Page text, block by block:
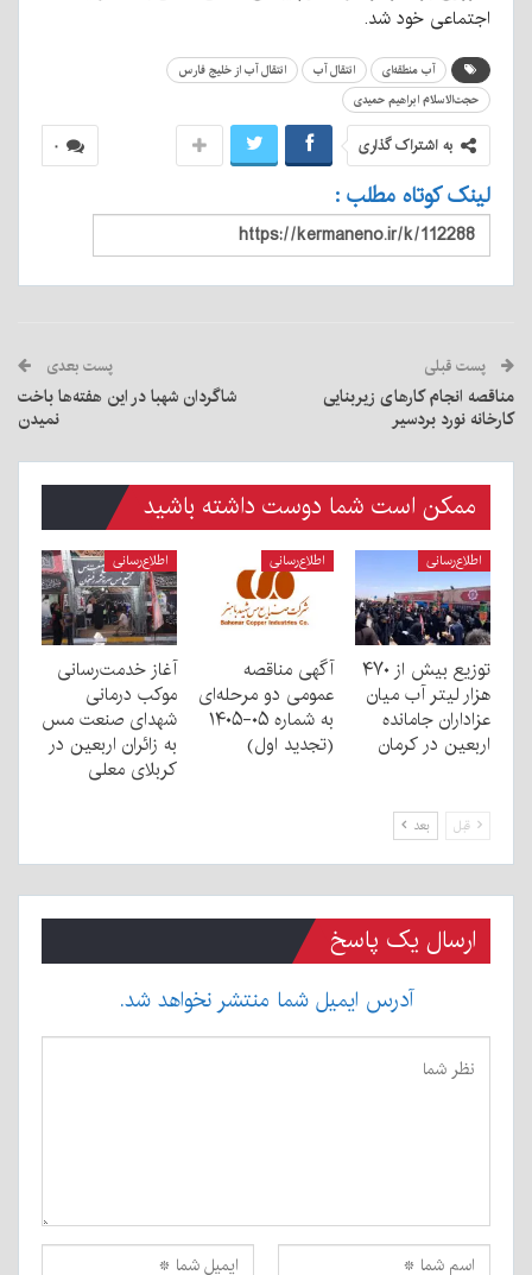
اجتماعی خود شد.
آب منطقه‌ای انتقال آب
انتقال آب از خلیج فارس
حجت‌الاسلام ابراهیم حمیدی
۰ به اشتراک گذاری
لینک کوتاه مطلب :
پست قبلی
مناقصه انجام کارهای زیربنایی
کارخانه نورد بردسیر
پست بعدی
شاگردان شهبا در این هفته‌ها باخت
نمیدن
ممکن است شما دوست داشته باشید
اطلاع‌رسانی
توزیع بیش از ۴۷۰
هزار لیتر آب میان
عزاداران جامانده
اربعین در کرمان
اطلاع‌رسانی
آگهی مناقصه
عمومی دو مرحله‌ای
به شماره ۰۵-۱۴۰۵
(تجدید اول)
اطلاع‌رسانی
آغاز خدمت‌رسانی
موکب درمانی
شهدای صنعت مس
به زائران اربعین در
کربلای معلی
قبل بعد
ارسال یک پاسخ
آدرس ایمیل شما منتشر نخواهد شد.